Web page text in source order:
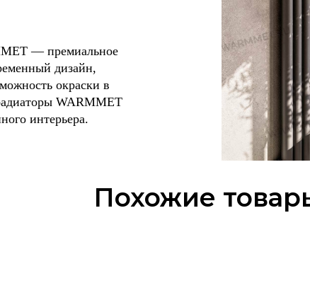
— премиальное
дизайн,
окраски в
WARMMET
интерьера.
Похожие